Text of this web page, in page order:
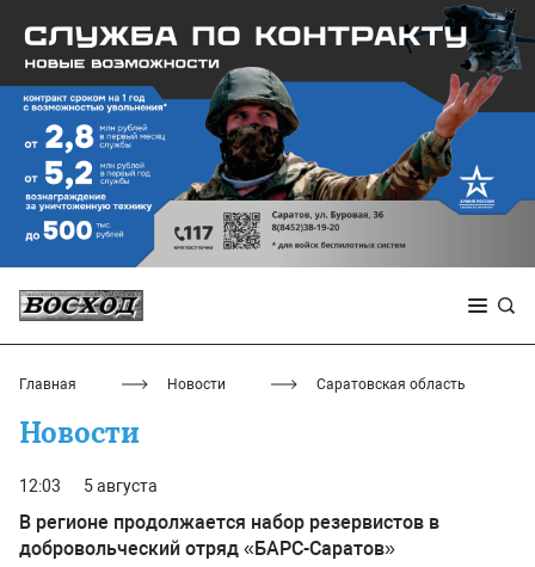
Главная Новости Саратовская область
Новости
12:03 5 августа
В регионе продолжается набор резервистов в
добровольческий отряд «БАРС-Саратов»